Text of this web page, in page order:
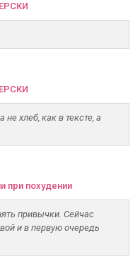
хлеб, как в тексте, а
при похудении
привычки. Сейчас
и в первую очередь